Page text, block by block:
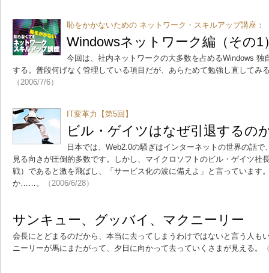
恥をかかないための ネットワーク・スキルアップ講座：
Windowsネットワーク編（その1
今回は、社内ネットワークの大多数を占めるWindows 独
する。普段何げなく管理している項目だが、あらためて勉強し直してみ
（2006/7/6）
IT変革力【第5回】
ビル・ゲイツはなぜ引退するの
日本では、Web2.0の騒ぎはインターネットの世界の話
見る向きが圧倒的多数です。しかし、マイクロソフトのビル・ゲイツ社
戦）であると激を飛ばし、「サービス化の波に備えよ」と言っています
か……。
（2006/6/28）
サンキュー、グッバイ、マクニーリー
会長にとどまるのだから、本当に去ってしまうわけではないと言う人も
ニーリーが馬にまたがって、夕日に向かって去っていくさまが見える。